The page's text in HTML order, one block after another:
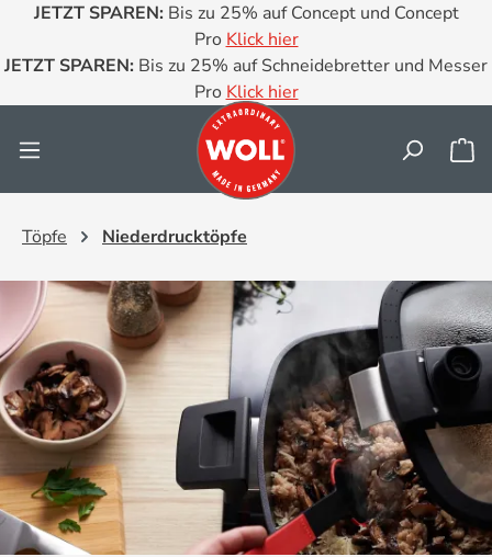
Zum Hauptinhalt springen
JETZT SPAREN: Bis zu 25% auf Concept und Concept
Pro Klick hier
JETZT SPAREN: Bis zu 25% auf Schneidebretter und Messer
Pro Klick hier
Töpfe Niederdrucktöpfe